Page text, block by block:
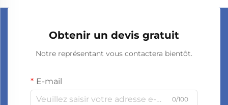
Obtenir un devis gratuit
Notre représentant vous contactera bientôt.
E-mail
0/100